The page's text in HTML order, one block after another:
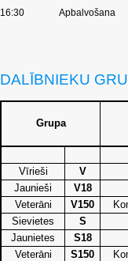
16:30 Apbalvošana
DALĪBNIEKU
Grupa
Vīrieši
V
Jaunieši
V18
Veterāni
V150
Sievietes
S
Jaunietes
S18
Veterāni
S150